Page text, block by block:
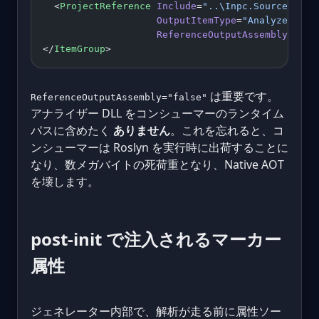
  <
ProjectReference Include=
                    OutputItemType
="Analyzer"
                    ReferenceOutputAssembly
</ItemGroup>
ReferenceOutputAssembly="false" は重要です。
アナライザー DLL をコンシューマーのランタイム
パスに含めたく ありません。これを忘れると、コ
ンシューマーは Roslyn を実行時に出荷することに
なり、数メガバイトの死荷重となり、Native AOT
を壊します。
post-init で注入されるマーカー
属性
ジェネレーター内部で、解析が走る前に属性ソー